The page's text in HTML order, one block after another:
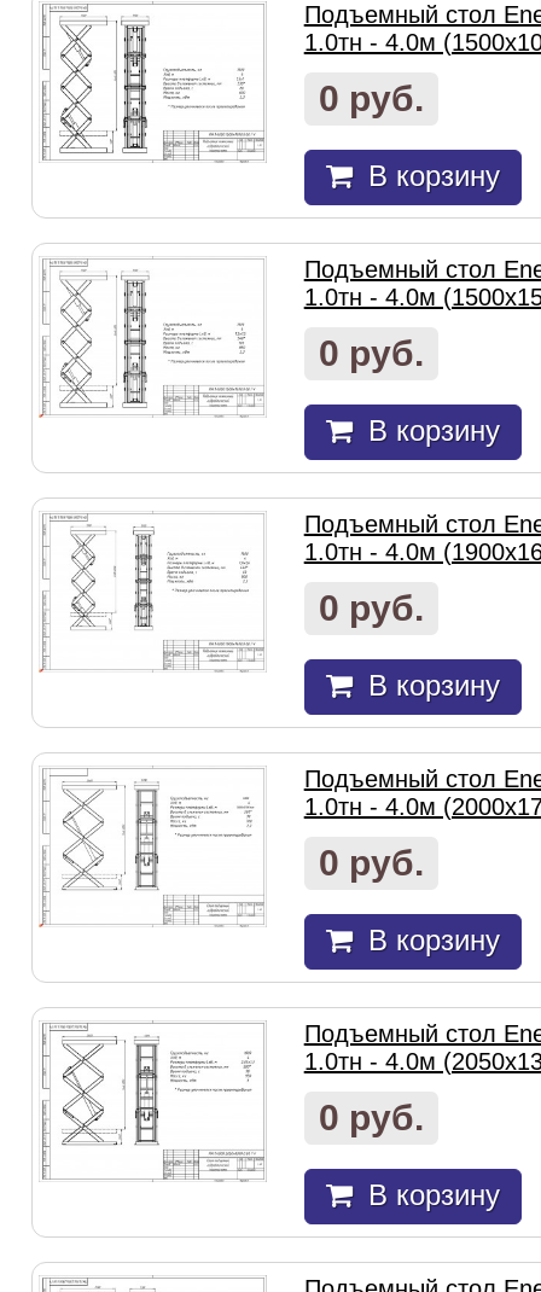
Подъемный стол
1.0тн - 4.0м
0 руб.
В корзину
Подъемный стол
1.0тн - 4.0м
0 руб.
В корзину
Подъемный стол
1.0тн - 4.0м
0 руб.
В корзину
Подъемный стол
1.0тн - 4.0м
0 руб.
В корзину
Подъемный стол
1.0тн - 4.0м
0 руб.
В корзину